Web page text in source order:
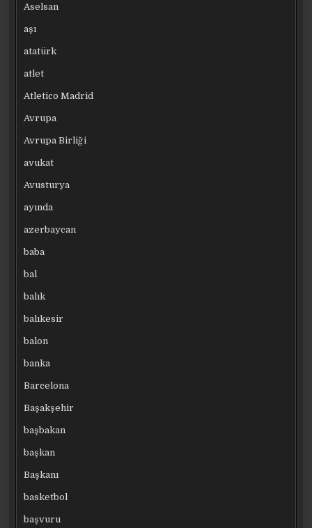
Aselsan
aşı
atatürk
atlet
Atletico Madrid
Avrupa
Avrupa Birliği
avukat
Avusturya
ayında
azerbaycan
baba
bal
balık
balıkesir
balon
banka
Barcelona
Başakşehir
başbakan
başkan
Başkanı
basketbol
başvuru